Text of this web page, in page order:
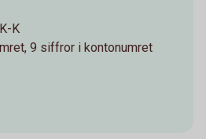
K
9 siffror i kontonumret